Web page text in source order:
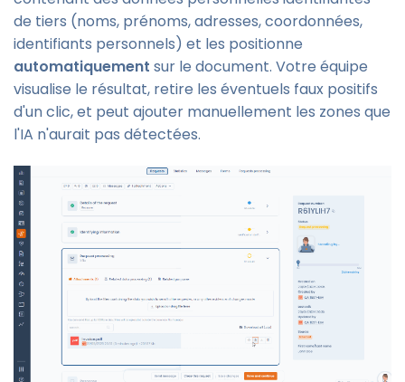
de tiers (noms, prénoms, adresses, coordonnées,
identifiants personnels) et les positionne
automatiquement sur le document. Votre équipe
visualise le résultat, retire les éventuels faux positifs
d'un clic, et peut ajouter manuellement les zones que
l'IA n'aurait pas détectées.